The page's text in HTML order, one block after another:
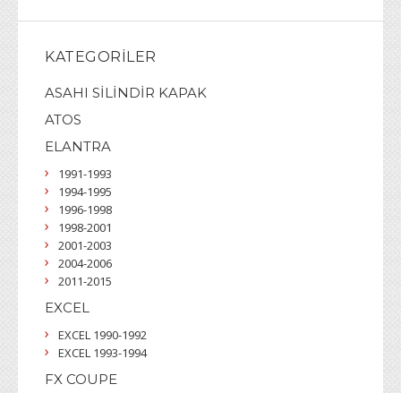
KATEGORILER
ASAHI SİLİNDİR KAPAK
ATOS
ELANTRA
1991-1993
1994-1995
1996-1998
1998-2001
2001-2003
2004-2006
2011-2015
EXCEL
EXCEL 1990-1992
EXCEL 1993-1994
FX COUPE